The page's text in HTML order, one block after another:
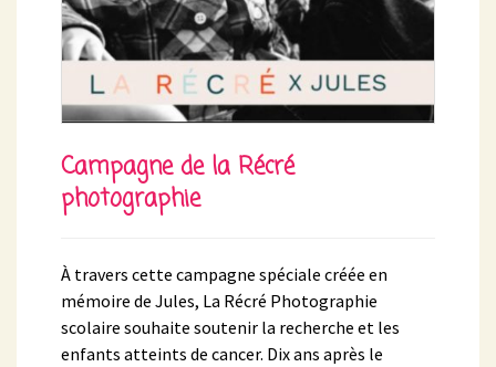
Campagne de la Récré
photographie
À travers cette campagne spéciale créée en
mémoire de Jules, La Récré Photographie
scolaire souhaite soutenir la recherche et les
enfants atteints de cancer. Dix ans après le